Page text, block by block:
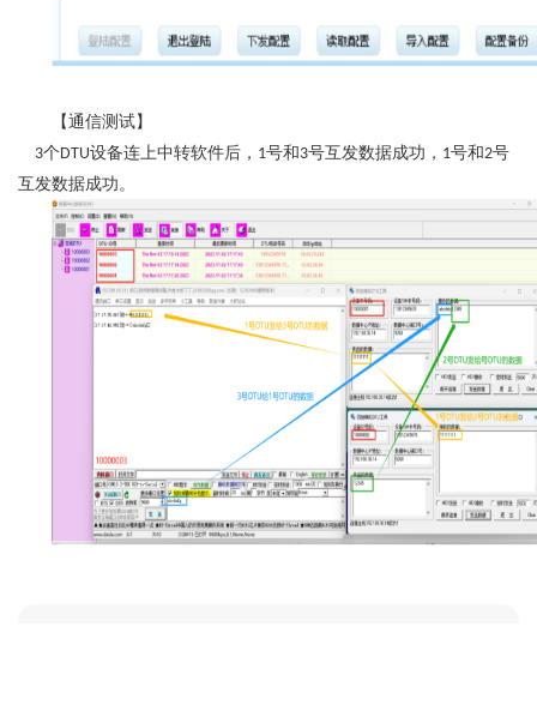
【通信测试】
3个 DTU设备连上中转软件后， 1号和 3号互发数据成功， 1号和2号
互发数据成功。